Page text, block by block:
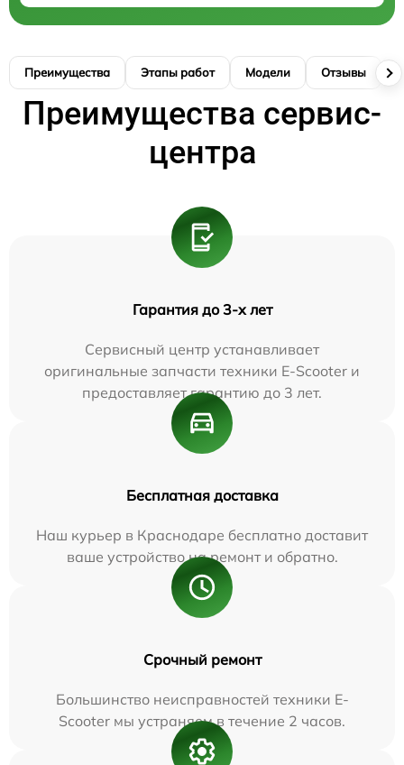
Преимущества Этапы работ Модели Отзывы
Преимущества сервис-
центра
Гарантия до 3-х лет
Сервисный центр устанавливает
оригинальные запчасти техники E-Scooter и
предоставляет гарантию до 3 лет.
Бесплатная доставка
Наш курьер в Краснодаре бесплатно доставит
ваше устройство на ремонт и обратно.
Срочный ремонт
Большинство неисправностей техники E-
Scooter мы устраняем в течение 2 часов.